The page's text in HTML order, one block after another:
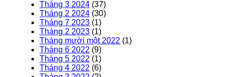
Tháng 3 2024 (37)
Tháng 2 2024 (30)
Tháng 7 2023 (1)
Tháng 2 2023 (1)
Tháng mười một 2022 (1)
Tháng 6 2022 (9)
Tháng 5 2022 (1)
Tháng 4 2022 (6)